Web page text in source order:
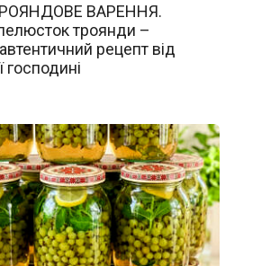
ВАРЕННЯ.
троянди –
рецепт від
господині